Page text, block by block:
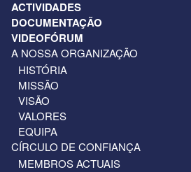
ACTIVIDADES
DOCUMENTAÇÃO
VIDEOFÓRUM
A NOSSA ORGANIZAÇÃO
HISTÓRIA
MISSÃO
VISÃO
VALORES
EQUIPA
CÍRCULO DE CONFIANÇA
MEMBROS ACTUAIS